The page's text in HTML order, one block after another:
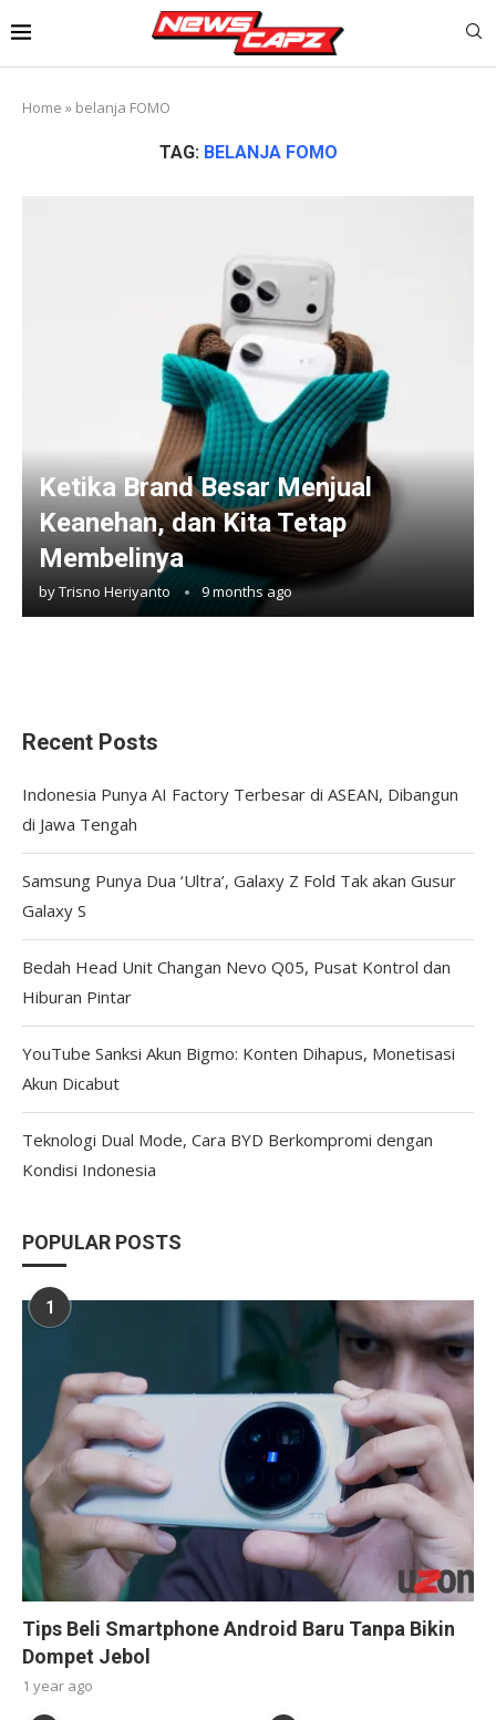
Home » belanja FOMO
TAG: BELANJA FOMO
Ketika Brand Besar Menjual
Keanehan, dan Kita Tetap
Membelinya
byTrisno Heriyanto 9 months ago
Recent Posts
Indonesia Punya AI Factory Terbesar di ASEAN, Dibangun
di Jawa Tengah
Samsung Punya Dua ‘Ultra’, Galaxy Z Fold Tak akan Gusur
Galaxy S
Bedah Head Unit Changan Nevo Q05, Pusat Kontrol dan
Hiburan Pintar
YouTube Sanksi Akun Bigmo: Konten Dihapus, Monetisasi
Akun Dicabut
Teknologi Dual Mode, Cara BYD Berkompromi dengan
Kondisi Indonesia
POPULAR POSTS
1
Tips Beli Smartphone Android Baru Tanpa Bikin
Dompet Jebol
1 year ago